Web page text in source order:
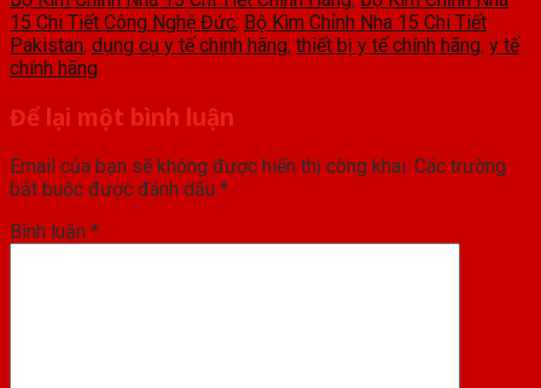
15 Chi Tiết Công Nghệ Đức, Bộ Kìm Chỉnh Nha 15 Chi Tiết
Pakistan, dụng cụ y tế chính hãng, thiết bị y tế chính hãng, y tế
chính hãng
Để lại một bình luận
Email của bạn sẽ không được hiển thị công khai. Các trường
bắt buộc được đánh dấu *
Bình luận *